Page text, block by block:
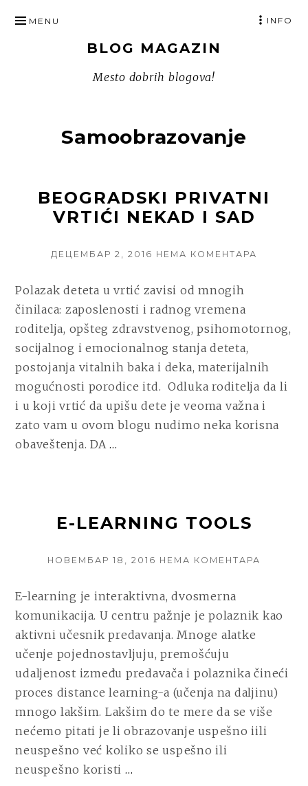
TO
BLOG MAGAZIN
Mesto dobrih blogova!
MENU INFO
Samoobrazovanje
BEOGRADSKI PRIVATNI
VRTIĆI NEKAD I SAD
POSTED
ДЕЦЕМБАР 2, 2016 НЕМА КОМЕНТАРА
I
Polazak deteta u vrtić zavisi od mnogih
činilaca: zaposlenosti i radnog vremena
roditelja, opšteg zdravstvenog, psihomotornog,
socijalnog i emocionalnog stanja deteta,
postojanja vitalnih baka i deka, materijalnih
mogućnosti porodice itd. Odluka roditelja da li
i u koji vrtić da upišu dete je veoma važna i
zato vam u ovom blogu nudimo neka korisna
obaveštenja. DA…
VRTIĆI
I
E-LEARNING TOOLS
POSTED
НОВЕМБАР 18, 2016 НЕМА КОМЕНТАРА
E-learning je interaktivna, dvosmerna
komunikacija. U centru pažnje je polaznik kao
aktivni učesnik predavanja. Mnoge alatke
učenje pojednostavljuju, premošćuju
udaljenost između predavača i polaznika čineći
proces distance learning-a (učenja na daljinu)
mnogo lakšim. Lakšim do te mere da se više
nećemo pitati je li obrazovanje uspešno iili
neuspešno već koliko se uspešno ili
neuspešno koristi …